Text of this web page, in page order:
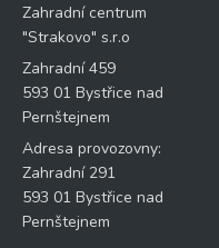
Zahradní centrum
"Strakovo" s.r.o
Zahradní 459
593 01 Bystřice nad
Pernštejnem
Adresa provozovny:
Zahradní 291
593 01 Bystřice nad
Pernštejnem